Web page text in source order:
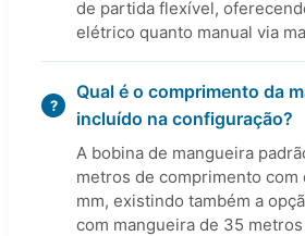
de partida flexível,
elétrico quanto manual via
Qual é o comprimento da
incluído na configuração?
A bobina de mangueira
metros de comprimento
mm, existindo também a
com mangueira de 35